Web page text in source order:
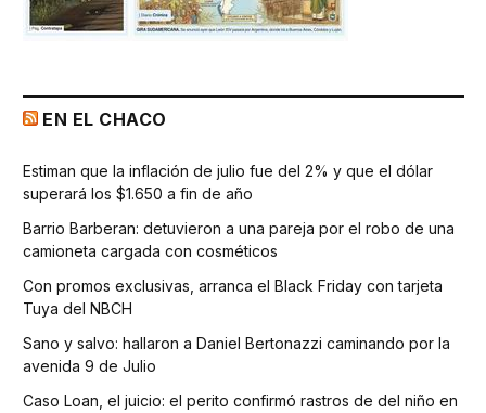
EN EL CHACO
Estiman que la inflación de julio fue del 2% y que el dólar
superará los $1.650 a fin de año
Barrio Barberan: detuvieron a una pareja por el robo de una
camioneta cargada con cosméticos
Con promos exclusivas, arranca el Black Friday con tarjeta
Tuya del NBCH
Sano y salvo: hallaron a Daniel Bertonazzi caminando por la
avenida 9 de Julio
Caso Loan, el juicio: el perito confirmó rastros de del niño en